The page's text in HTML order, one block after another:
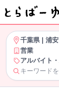
千葉県| 浦
営業
アルバイト
キーワード